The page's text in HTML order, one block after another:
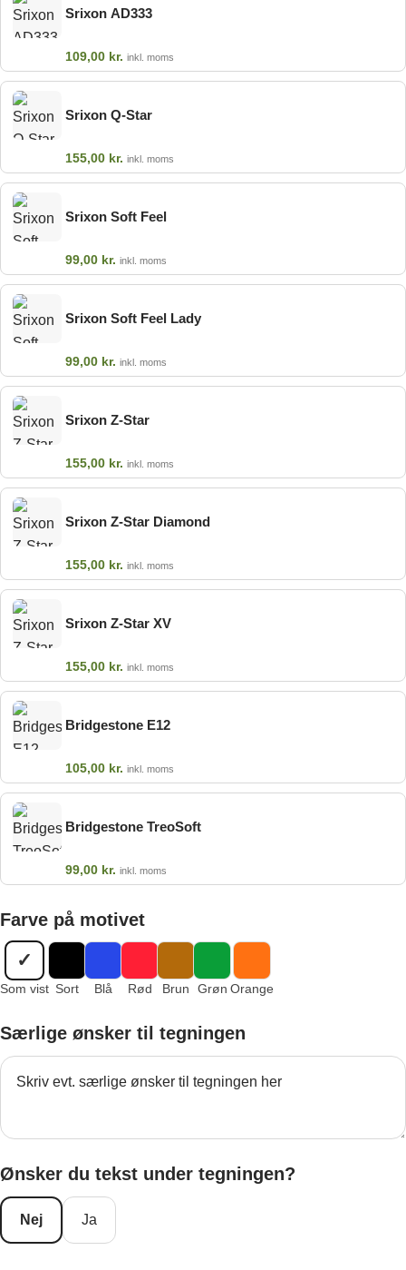
Srixon AD333
109,00 kr. inkl. moms
Srixon Q-Star
155,00 kr. inkl. moms
Srixon Soft Feel
99,00 kr. inkl. moms
Srixon Soft Feel Lady
99,00 kr. inkl. moms
Srixon Z-Star
155,00 kr. inkl. moms
Srixon Z-Star Diamond
155,00 kr. inkl. moms
Srixon Z-Star XV
155,00 kr. inkl. moms
Bridgestone E12
105,00 kr. inkl. moms
Bridgestone TreoSoft
99,00 kr. inkl. moms
Farve på motivet
✓
Som vist Sort Blå Rød Brun Grøn Orange
Særlige ønsker til tegningen
Ønsker du tekst under tegningen?
Nej Ja